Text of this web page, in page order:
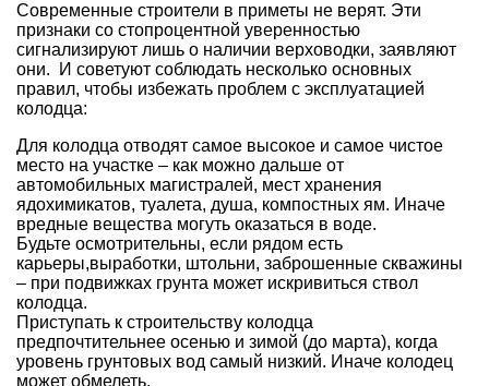
Современные строители в приметы не верят. Эти
признаки со стопроцентной уверенностью
сигнализируют лишь о наличии верховодки, заявляют
они. И советуют соблюдать несколько основных
правил, чтобы избежать проблем с эксплуатацией
колодца:
Для колодца отводят самое высокое и самое чистое
место на участке – как можно дальше от
автомобильных магистралей, мест хранения
ядохимикатов, туалета, душа, компостных ям. Иначе
вредные вещества могуть оказаться в воде.
Будьте осмотрительны, если рядом есть
карьеры,выработки, штольни, заброшенные скважины
– при подвижках грунта может искривиться ствол
колодца.
Приступать к строительству колодца
предпочтительнее осенью и зимой (до марта), когда
уровень грунтовых вод самый низкий. Иначе колодец
может обмелеть.